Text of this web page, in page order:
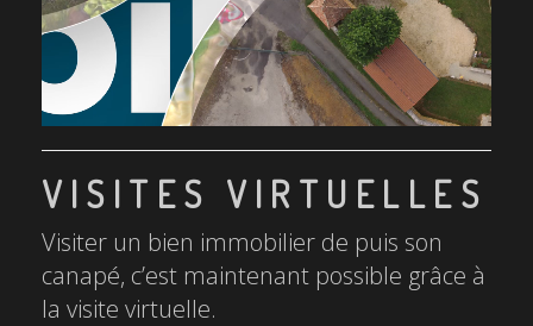
VISITES VIRTUELLES
Visiter un bien immobilier de puis son
canapé, c’est maintenant possible grâce à
la visite virtuelle.